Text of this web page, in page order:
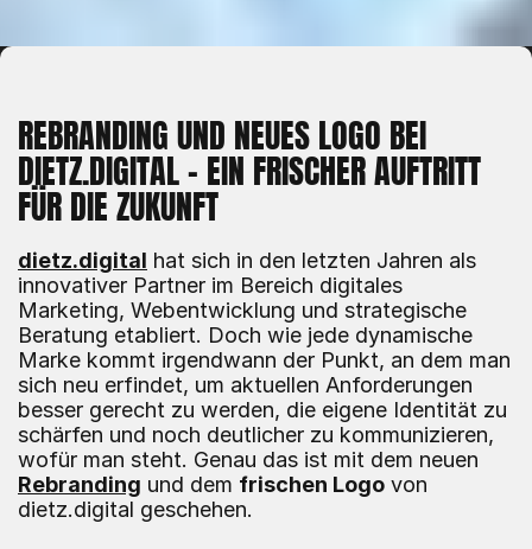
REBRANDING UND NEUES LOGO BEI
DIETZ.DIGITAL – EIN FRISCHER AUFTRITT
FÜR DIE ZUKUNFT
dietz.digital hat sich in den letzten Jahren als
innovativer Partner im Bereich digitales
Marketing, Webentwicklung und strategische
Beratung etabliert. Doch wie jede dynamische
Marke kommt irgendwann der Punkt, an dem man
sich neu erfindet, um aktuellen Anforderungen
besser gerecht zu werden, die eigene Identität zu
schärfen und noch deutlicher zu kommunizieren,
Rebranding und dem frischen Logo von
dietz.digital geschehen.